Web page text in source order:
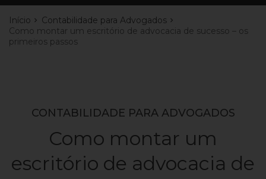
Início
Contabilidade para Advogados
Como montar um escritório de advocacia de sucesso – os
primeiros passos
Deixe sua Mensagem
CONTABILIDADE PARA ADVOGADOS
Como montar um
escritório de advocacia de